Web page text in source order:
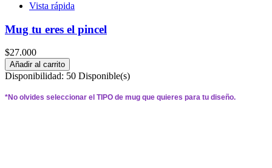
Vista rápida
Mug tu eres el pincel
$27.000
Añadir al carrito
Disponibilidad: 50 Disponible(s)
*No olvides seleccionar el TIPO de mug que quieres para tu diseño.